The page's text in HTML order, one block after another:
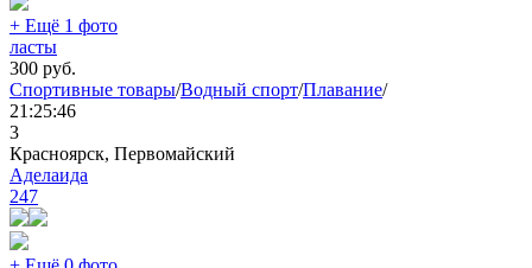
+ Ещё 1 фото
ласты
300 руб.
Спортивные товары/Водный спорт/Плавание/
21:25:46
3
Красноярск, Первомайский
Аделаида
247